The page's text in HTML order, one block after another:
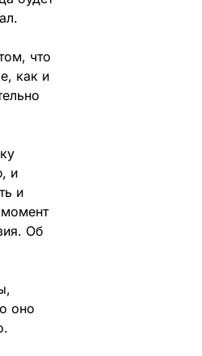
что
как и
и
и
Об
оно